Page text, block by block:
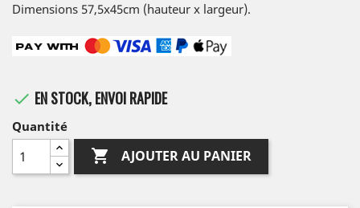
Dimensions 57,5x45cm (hauteur x largeur).
 EN STOCK, ENVOI RAPIDE
Quantité
 AJOUTER AU PANIER